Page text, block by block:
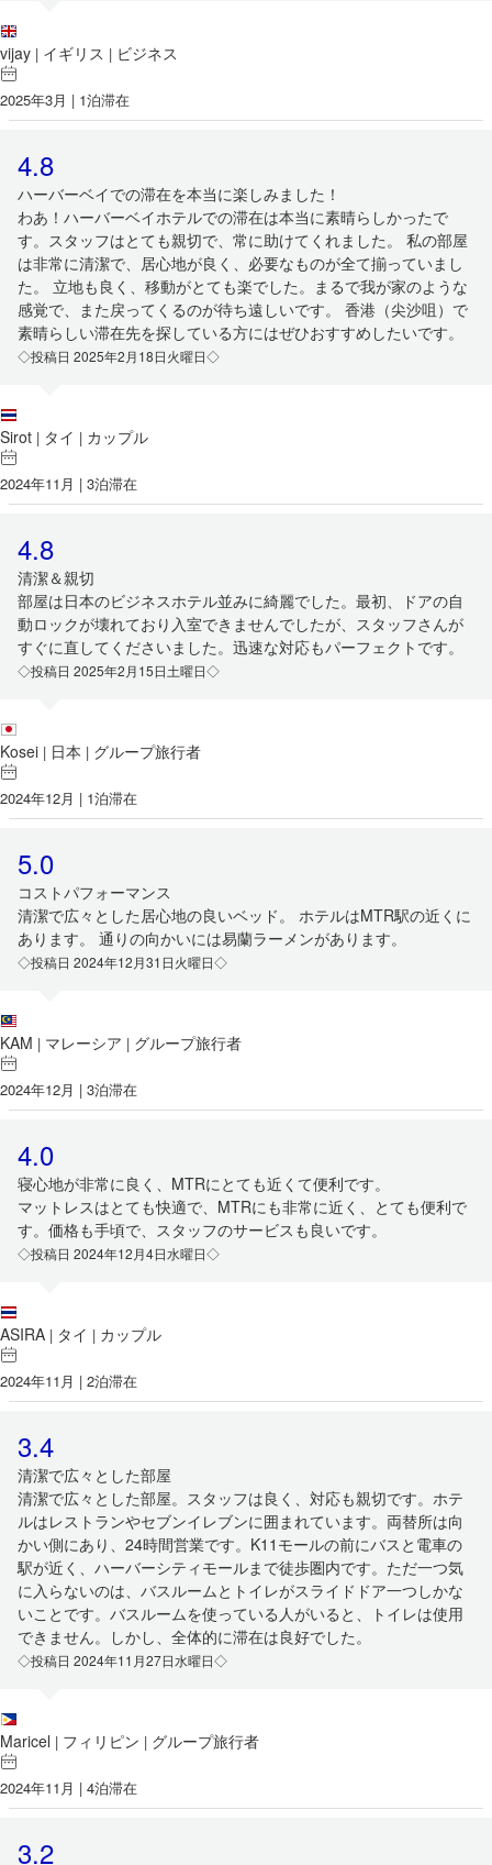
vijay | イギリス | ビジネス
2025年3月 | 1泊滞在
4.8
ハーバーベイでの滞在を本当に楽しみました！
わあ！ハーバーベイホテルでの滞在は本当に素晴らしかったで
す。スタッフはとても親切で、常に助けてくれました。 私の部屋
は非常に清潔で、居心地が良く、必要なものが全て揃っていまし
た。 立地も良く、移動がとても楽でした。まるで我が家のような
感覚で、また戻ってくるのが待ち遠しいです。 香港（尖沙咀）で
素晴らしい滞在先を探している方にはぜひおすすめしたいです。
◇投稿日 2025年2月18日火曜日◇
Sirot | タイ | カップル
2024年11月 | 3泊滞在
4.8
清潔＆親切
部屋は日本のビジネスホテル並みに綺麗でした。最初、ドアの自
動ロックが壊れており入室できませんでしたが、スタッフさんが
すぐに直してくださいました。迅速な対応もパーフェクトです。
◇投稿日 2025年2月15日土曜日◇
Kosei | 日本 | グループ旅行者
2024年12月 | 1泊滞在
5.0
コストパフォーマンス
清潔で広々とした居心地の良いベッド。 ホテルはMTR駅の近くに
あります。 通りの向かいには易蘭ラーメンがあります。
◇投稿日 2024年12月31日火曜日◇
KAM | マレーシア | グループ旅行者
2024年12月 | 3泊滞在
4.0
寝心地が非常に良く、MTRにとても近くて便利です。
マットレスはとても快適で、MTRにも非常に近く、とても便利で
す。価格も手頃で、スタッフのサービスも良いです。
◇投稿日 2024年12月4日水曜日◇
ASIRA | タイ | カップル
2024年11月 | 2泊滞在
3.4
清潔で広々とした部屋
清潔で広々とした部屋。スタッフは良く、対応も親切です。ホテ
ルはレストランやセブンイレブンに囲まれています。両替所は向
かい側にあり、24時間営業です。K11モールの前にバスと電車の
駅が近く、ハーバーシティモールまで徒歩圏内です。ただ一つ気
に入らないのは、バスルームとトイレがスライドドア一つしかな
いことです。バスルームを使っている人がいると、トイレは使用
できません。しかし、全体的に滞在は良好でした。
◇投稿日 2024年11月27日水曜日◇
Maricel | フィリピン | グループ旅行者
2024年11月 | 4泊滞在
3.2